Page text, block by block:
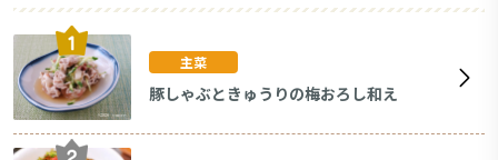
主菜
豚しゃぶときゅうりの梅おろし和え